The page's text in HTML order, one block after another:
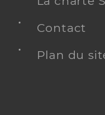
Contact
Plan du